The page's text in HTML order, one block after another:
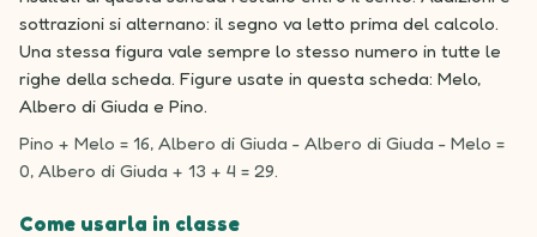
sottrazioni si alternano: il segno va letto prima del calcolo.
Una stessa figura vale sempre lo stesso numero in tutte le
righe della scheda. Figure usate in questa scheda: Melo,
Albero di Giuda e Pino.
Pino + Melo = 16, Albero di Giuda - Albero di Giuda - Melo =
0, Albero di Giuda + 13 + 4 = 29.
Come usarla in classe